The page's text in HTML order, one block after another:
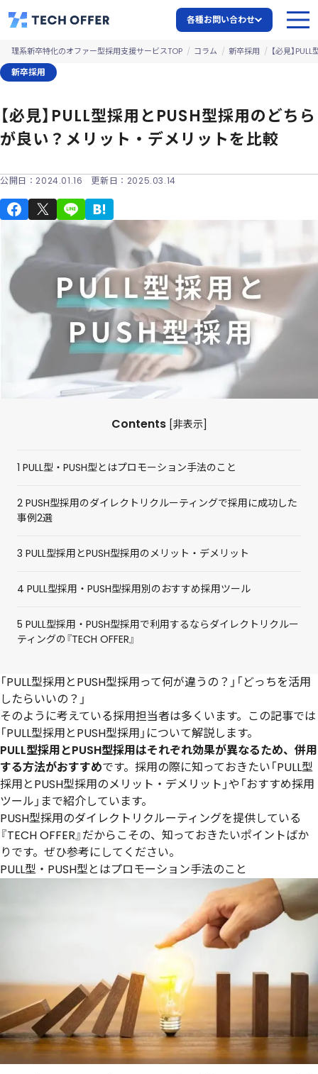
各種お問い合わせ
理系新卒特化のオファー型採用支援サービスTOP コラム 新卒採用 【必見】
新卒採用
【必見】PULL型採用とPUSH型採用のどちら
が良い？メリット・デメリットを比較
公開日： 2024.01.16 更新日： 2025.03.14
Contents [非表示]
1 PULL型・PUSH型とはプロモーション手法のこと
2 PUSH型採用のダイレクトリクルーティングで採用に成功した
事例2選
3 PULL型採用とPUSH型採用のメリット・デメリット
4 PULL型採用・PUSH型採用別のおすすめ採用ツール
5 PULL型採用・PUSH型採用で利用するならダイレクトリクルー
ティングの『TECH OFFER』
「PULL型採用とPUSH型採用って何が違うの？」「どっちを活用
したらいいの？」
そのように考えている採用担当者は多くいます。この記事では
「PULL型採用とPUSH型採用」について解説します。
PULL型採用とPUSH型採用はそれぞれ効果が異なるため、併用
する方法がおすすめです。採用の際に知っておきたい「PULL型
採用とPUSH型採用のメリット・デメリット」や「おすすめ採用
ツール」まで紹介しています。
PUSH型採用のダイレクトリクルーティングを提供している
『TECH OFFER』だからこその、知っておきたいポイントばか
りです。ぜひ参考にしてください。
PULL型・PUSH型とはプロモーション手法のこと